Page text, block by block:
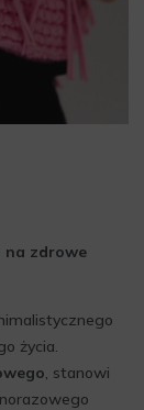
na zdrowe
życia.
, stanowi